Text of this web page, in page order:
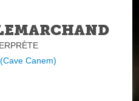
(Cave Canem)